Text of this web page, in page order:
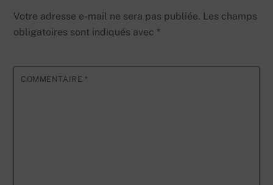
Votre adresse e-mail ne sera pas publiée. Les champs
obligatoires sont indiqués avec *
COMMENTAIRE *